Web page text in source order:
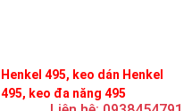
Henkel 495, keo dán Henkel
495, keo đa năng 495